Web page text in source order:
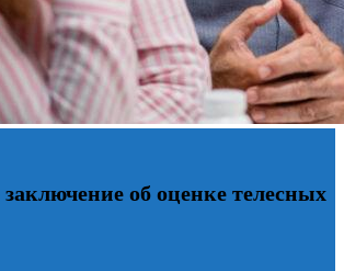
об оценке телесных